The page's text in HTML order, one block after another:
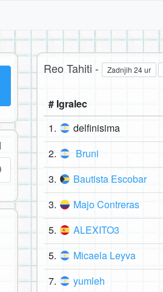
Reo Tahiti - Zadnjih 24 ur
# Igralec
1.
delfinisima
2. Bruni
3. Bautista Escobar
3. Majo Contreras
5. ALEXITO3
5. Micaela Leyva
7. yumleh